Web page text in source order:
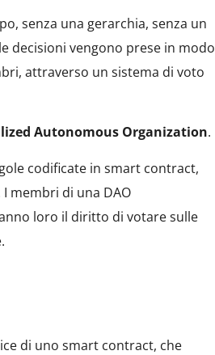
senza una gerarchia, senza un
decisioni vengono prese in modo
attraverso un sistema di voto
Autonomous Organization.
codificate in smart contract,
membri di una DAO
loro il diritto di votare sulle
di uno smart contract, che